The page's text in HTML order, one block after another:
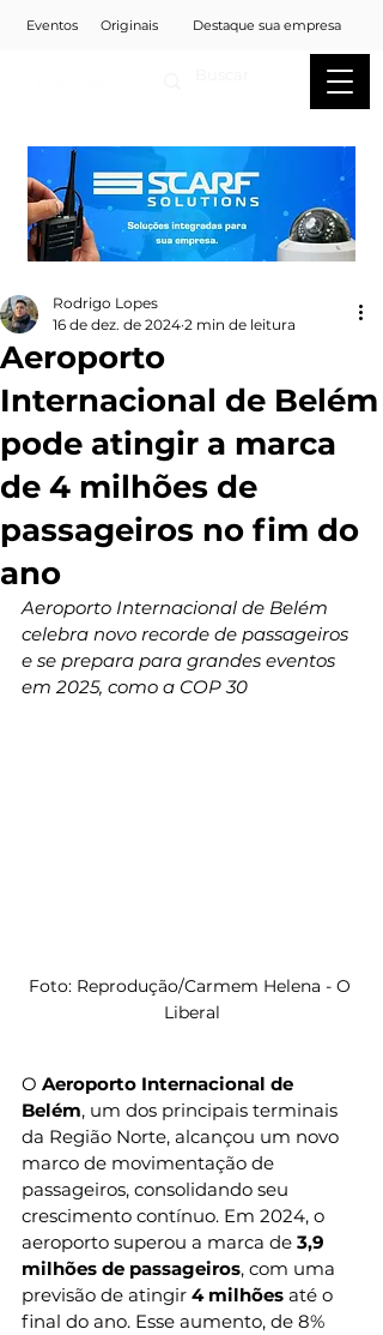
Eventos Originais Destaque sua empresa
Aeroporto
Internacional de Belém
pode atingir a marca
de 4 milhões de
passageiros no fim do
ano
Rodrigo Lopes
16 de dez. de 2024 2 min de leitura
Aeroporto Internacional de Belém
celebra novo recorde de passageiros
e se prepara para grandes eventos
em 2025, como a COP 30
Foto: Reprodução/Carmem Helena - O
Liberal
O Aeroporto Internacional de
Belém, um dos principais terminais
da Região Norte, alcançou um novo
marco de movimentação de
passageiros, consolidando seu
crescimento contínuo. Em 2024, o
aeroporto superou a marca de 3,9
milhões de passageiros, com uma
previsão de atingir 4 milhões até o
final do ano. Esse aumento, de 8%